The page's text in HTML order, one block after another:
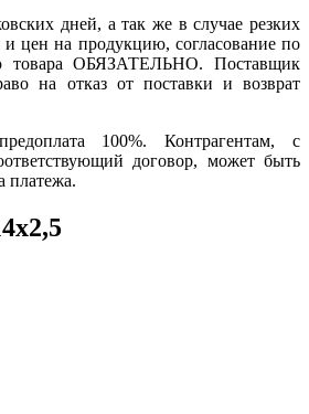
дней, а так же в случае резких
и цен на продукцию, согласование по
товара ОБЯЗАТЕЛЬНО. Поставщик
на отказ от поставки и возврат
100%. Контрагентам, с
договор, может быть
платежа.